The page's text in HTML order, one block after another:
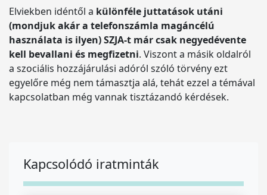
Elviekben idéntől a különféle juttatások utáni
(mondjuk akár a telefonszámla magáncélú
használata is ilyen) SZJA-t már csak negyedévente
kell bevallani és megfizetni. Viszont a másik oldalról
a szociális hozzájárulási adóról szóló törvény ezt
egyelőre még nem támasztja alá, tehát ezzel a témával
kapcsolatban még vannak tisztázandó kérdések.
Kapcsolódó iratminták